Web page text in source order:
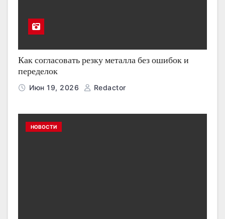
Как согласовать резку металла без ошибок и
переделок
Июн 19, 2026 Redactor
НОВОСТИ